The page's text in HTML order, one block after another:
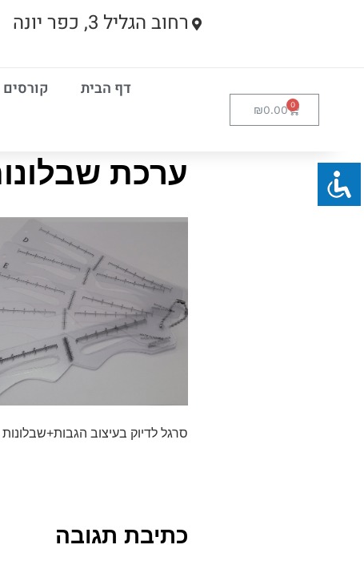
רחוב הגליל 3, כפר יונה
₪0.00
דף הבית קורסים
ערכת
סרגל לדיוק בעיצוב
כתיבת תגובה